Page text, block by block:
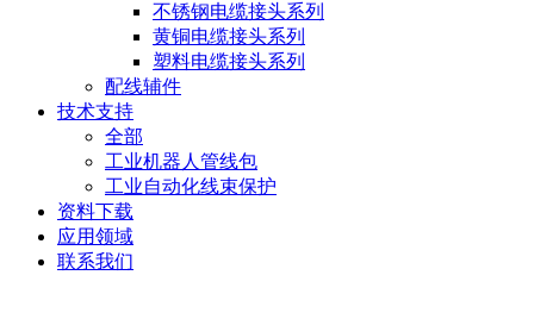
不锈钢电缆接头系列
黄铜电缆接头系列
塑料电缆接头系列
配线辅件
技术支持
全部
工业机器人管线包
工业自动化线束保护
资料下载
应用领域
联系我们